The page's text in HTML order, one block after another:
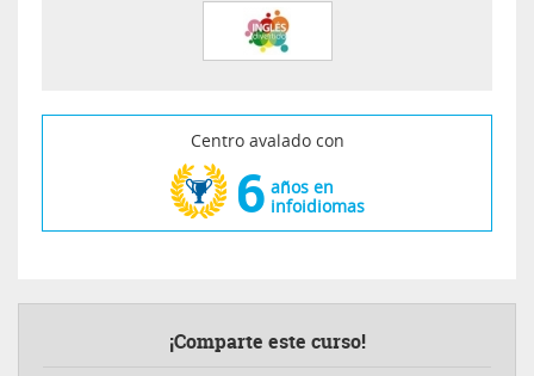
Centro avalado con
6 años en
infoidiomas
¡Comparte este curso!